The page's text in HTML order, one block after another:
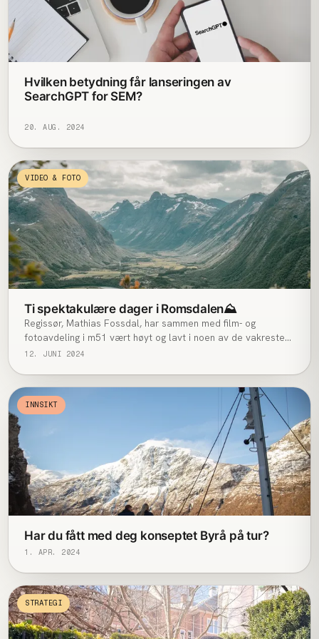
Hvilken betydning får lanseringen av
SearchGPT for SEM?
20. AUG. 2024
VIDEO & FOTO
Ti spektakulære dager i Romsdalen⛰️
Regissør, Mathias Fossdal, har sammen med film- og
fotoavdeling i m51 vært høyt og lavt i noen av de vakreste
omgivelsene her til lands for å skape innhold. Hele teamet
for at den historiske og billedskjønne gården fra 1700-tallet
kan være vertskap.
12. JUNI 2024
INNSIKT
Har du fått med deg konseptet Byrå på tur?
1. APR. 2024
STRATEGI